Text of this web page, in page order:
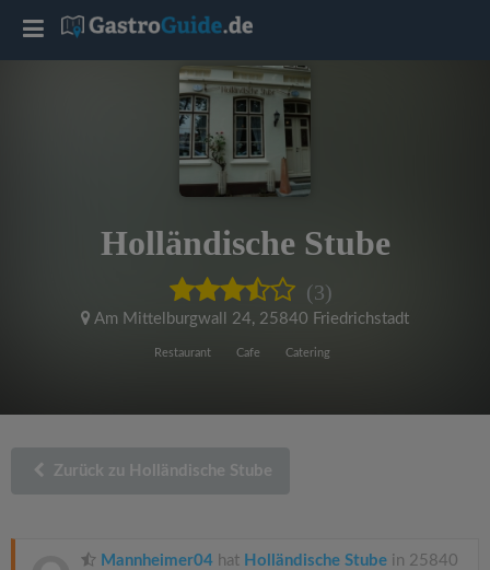
Holländische Stube
(3)
Am Mittelburgwall 24, 25840 Friedrichstadt
Restaurant Cafe Catering
Zurück zu Holländische Stube
Mannheimer04 hat Holländische Stube in 25840
T